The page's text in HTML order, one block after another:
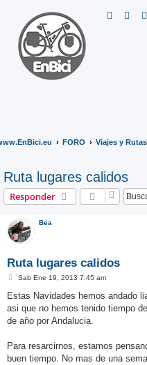
FORO Viajes y Rutas
Ruta lugares calidos
Responder
Bea
Ruta lugares calidos
M
n
a
j
Sab Ene 19, 2013 7:45 am
Estas Navidades hemos andado
asi que no hemos tenido tiempo
de año por Andalucia.
Para resarcirnos, estamos
buen tiempo. No mas de una